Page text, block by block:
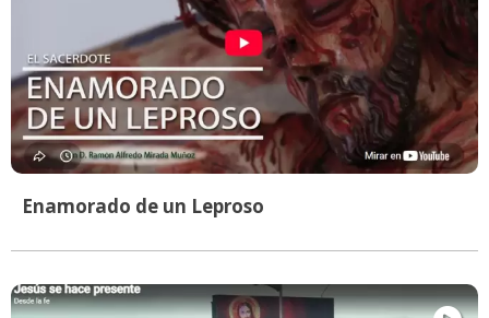
Enamorado de un Leproso